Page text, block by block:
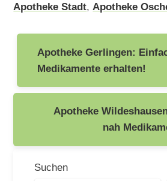
Apotheke Stadt,Apotheke
Beitragsnavigation
Apotheke Gerlingen:
Medikamente erhalten!
Apotheke
nah
Suchen